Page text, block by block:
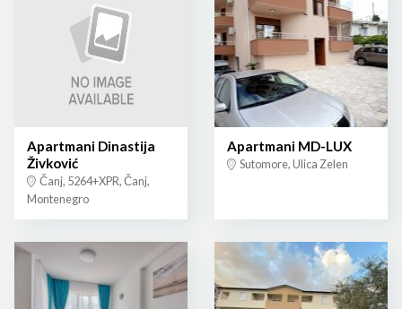
Apartmani Dinastija
Živković
Čanj, 5264+XPR, Čanj,
Montenegro
Apartmani MD-LUX
Sutomore, Ulica Zelen